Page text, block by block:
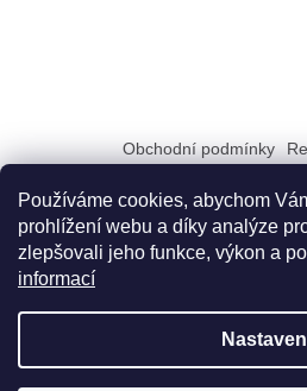
Používáme cookies, abychom
prohlížení webu a díky analýze
zlepšovali jeho funkce, výkon a
informací
Obchodní podmínky
Doprava a možnosti platby
Vytvořil